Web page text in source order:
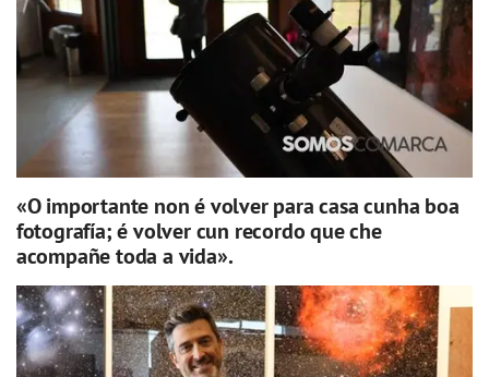
«O importante non é volver para casa cunha boa
fotografía; é volver cun recordo que che
acompañe toda a vida».